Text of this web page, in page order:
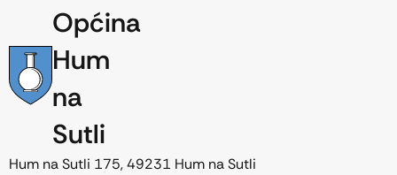
Općina
Hum
na
Sutli
Hum na Sutli 175, 49231 Hum na Sutli